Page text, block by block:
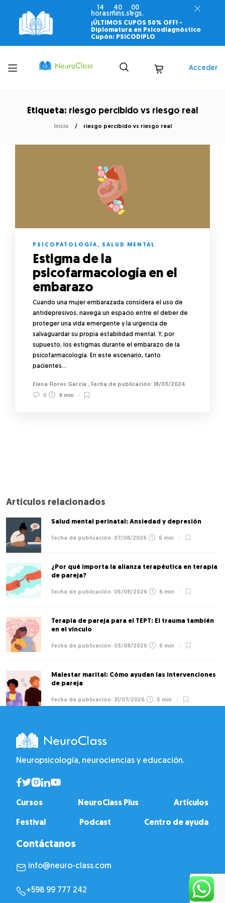
14
horas
39
mins.
59
segs.
¡ÚLTIMOS CUPOS 50% OFF! -
Diplomatura en Psicodiagnóstico
Cupón: PSICODIPLO
Toggle
menu
Acceder
Etiqueta: riesgo percibido vs riesgo real
Inicio riesgo percibido vs riesgo real
PSICOPATOLOGÍA, SALUD MENTAL
Estigma de la
psicofarmacología en el
embarazo
Cuando una mujer embarazada considera el uso de
antidepresivos, navega un espacio entre el deber de
proteger una vida emergente y la urgencia de
salvaguardar su propia estabilidad mental. Y, por
supuesto, los estigmas durante el embarazo de la
psicofarmacología. En este escenario, tanto
pacientes…
Elena Flores García ,
18/03/2024
0
9 min
Artículos relacionados
Salud mental perinatal: Ansiedad y depresión
07/08/2026 6 min
¿Por qué importa la alianza terapéutica en terapia
de pareja?
05/08/2026 6 min
Terapia de pareja para el TEPT: El trauma también
en el vínculo
03/08/2026 6 min
Malestar marital: Cómo ayudan las intervenciones
de pareja
31/07/2026 5 min
Neuropsicología, neurociencias y educación.
Cursos NeuroClass Plus Artículos
Festival Podcast Centro de ayuda
Contáctanos
info@neuro-class.com
+598 99 777 242